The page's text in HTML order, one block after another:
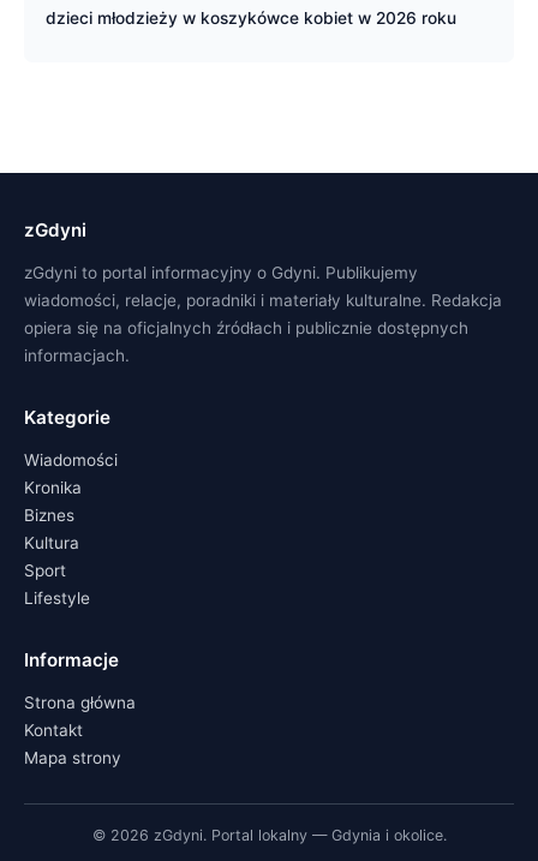
dzieci młodzieży w koszykówce kobiet w 2026 roku
zGdyni
zGdyni to portal informacyjny o Gdyni. Publikujemy
wiadomości, relacje, poradniki i materiały kulturalne. Redakcja
opiera się na oficjalnych źródłach i publicznie dostępnych
informacjach.
Kategorie
Wiadomości
Kronika
Biznes
Kultura
Sport
Lifestyle
Informacje
Strona główna
Kontakt
Mapa strony
© 2026 zGdyni. Portal lokalny — Gdynia i okolice.